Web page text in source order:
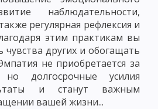
наблюдательности,
регулярная рефлексия и
этим практикам вы
других и обогащать
не приобретается за
долгосрочные усилия
и станут важным
вашей жизни...